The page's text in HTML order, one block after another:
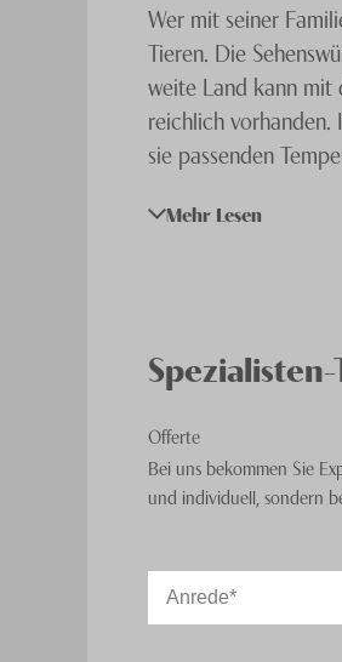
Wer mit seiner
Tieren. Die
weite Land kann mit
reichlich vorhanden.
sie passenden
Mehr Lesen
Spezialisten-
Offerte
Bei uns bekommen Sie
und individuell, sondern